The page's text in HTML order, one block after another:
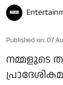
Published on: 07
നമ്മളുടെ